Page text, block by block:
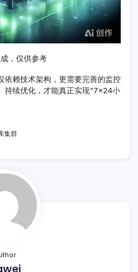
，仅供参考
依赖技术架构，更需要完善的监控
持续优化，才能真正实现“7×24小
集群